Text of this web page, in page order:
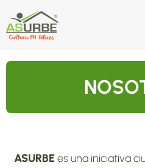
ASURBE es una iniciativa